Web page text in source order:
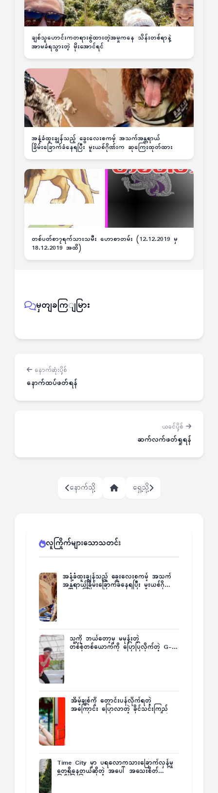
ချစ်သူဟောင်းကတရားစွဲထားတဲ့အမှုကနေ သိန်းတစ်ရာနဲ့
အာမခံရသွားတဲ့ မိုးအောင်ရင်
အနံ့ခံထူးချွန်သည့် ခွေးလေးစကမ့် အသက်အန္တရာယ်
ခြိမ်းခြောက်ခံနေရပြီး မူးယစ်ဂိုဏ်းက ဆုကြေးထုတ်ထား
တစ်ပတ်စာ၇ရက်သားသမီး ဟောစာတမ်း (12.12.2019 မှ
18.12.2019 အထိ)
မှတျခကြျမြား
နောက်ဆုံးပို့စ်
နောက်ထပ်ဖတ်ရန်
ယခင်ပို့စ်
ဆက်လက်ဖတ်ရှုရန်
နောက်သို့ ရှေ့သို့
လူကြိုက်များသောသတင်း
အနံ့ခံထူးချွန်သည့် ခွေးလေးစကမ့် အသက်
အန္တရာယ်ခြိမ်းခြောက်ခံနေရပြီး မူးယစ်ဂိုဏ်း
သူ့ကို ဘယ်တော့မှ မမုန်းတဲ့
တစ်စုံတစ်ယောက်ကို ပြောပြလိုက်တဲ့ G-
အိမ့်ချစ်ကို တောင်းပန်လိုက်ရတဲ့
အကြောင်း ပြောလာတဲ့ ခိုင်သင်းကြည်
Time City မှာ ပရလောကသားခြောက်လှန့်မှု
တွေရှိနေတယ်ဆိုတဲ့ အပေါ် အသေးစိတ်